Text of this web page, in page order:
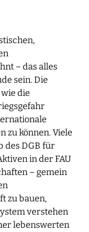
– das alles
sein. Die
die
zu können. Viele
des DGB für
in der FAU
– gemein
zu bauen,
verstehen
lebenswerten